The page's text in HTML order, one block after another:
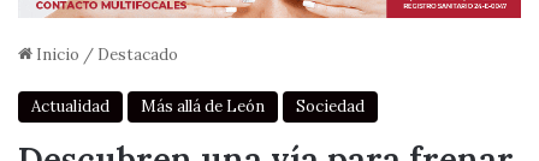
Inicio / Destacado
Actualidad Más allá de León Sociedad